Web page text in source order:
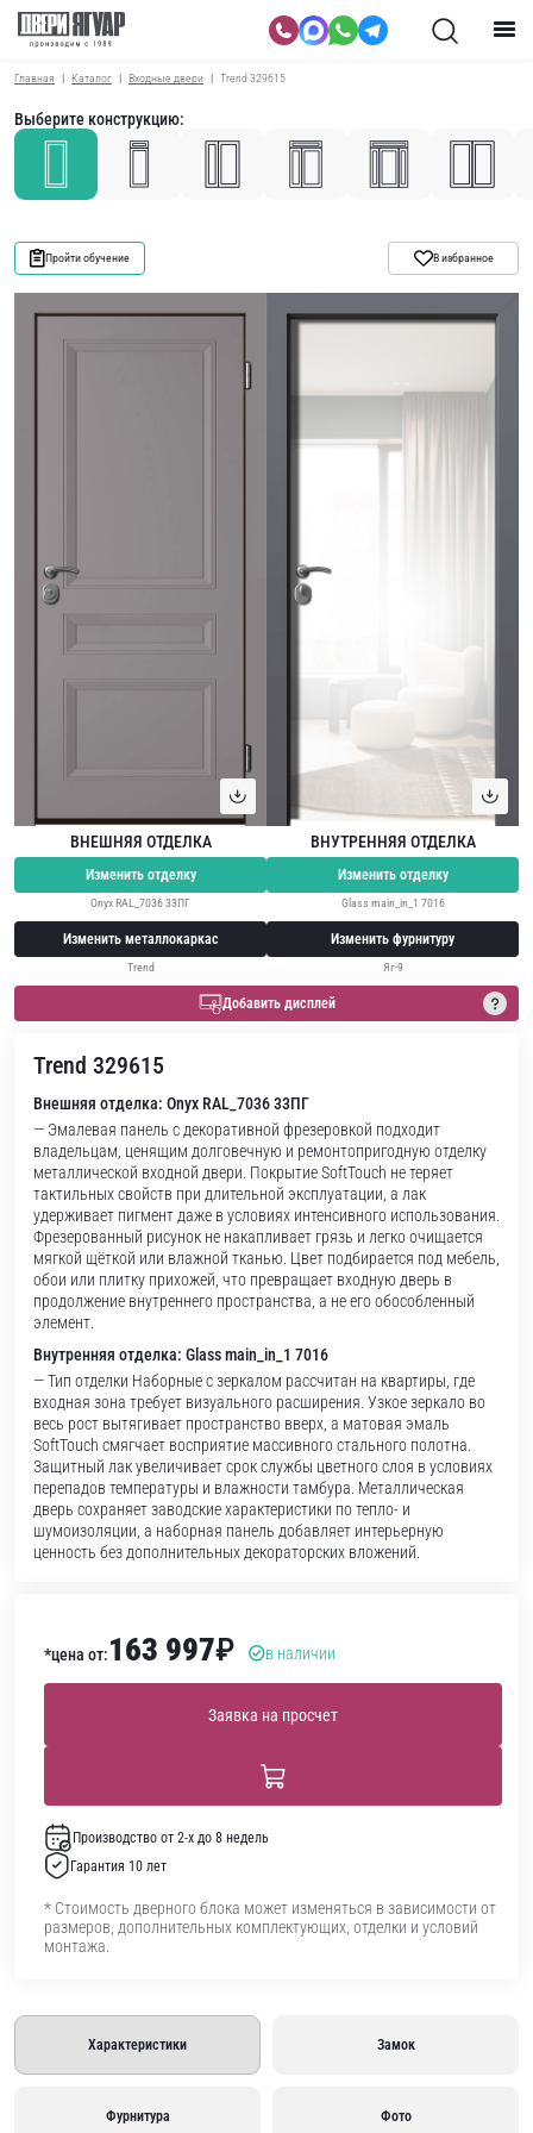
Главная Каталог Входные двери Trend 329615
Выберите конструкцию:
Пройти обучение В избранное
ВНЕШНЯЯ ОТДЕЛКА
Изменить отделку
Onyx RAL_7036 33ПГ
Изменить металлокаркас
Trend
ВНУТРЕННЯЯ ОТДЕЛКА
Изменить отделку
Glass main_in_1 7016
Изменить фурнитуру
Яг-9
Добавить дисплей
Trend 329615
Внешняя отделка: Onyx RAL_7036 33ПГ
— Эмалевая панель с декоративной фрезеровкой подходит
владельцам, ценящим долговечную и ремонтопригодную отделку
металлической входной двери. Покрытие SoftTouch не теряет
тактильных свойств при длительной эксплуатации, а лак
удерживает пигмент даже в условиях интенсивного использования.
Фрезерованный рисунок не накапливает грязь и легко очищается
мягкой щёткой или влажной тканью. Цвет подбирается под мебель,
обои или плитку прихожей, что превращает входную дверь в
продолжение внутреннего пространства, а не его обособленный
элемент.
Внутренняя отделка: Glass main_in_1 7016
— Тип отделки Наборные с зеркалом рассчитан на квартиры, где
входная зона требует визуального расширения. Узкое зеркало во
весь рост вытягивает пространство вверх, а матовая эмаль
SoftTouch смягчает восприятие массивного стального полотна.
Защитный лак увеличивает срок службы цветного слоя в условиях
перепадов температуры и влажности тамбура. Металлическая
дверь сохраняет заводские характеристики по тепло- и
шумоизоляции, а наборная панель добавляет интерьерную
ценность без дополнительных декораторских вложений.
*цена от:163 997₽ в наличии
Заявка на просчет
Производство от 2-х до 8 недель
Гарантия 10 лет
* Стоимость дверного блока может изменяться в зависимости от
размеров, дополнительных комплектующих, отделки и условий
монтажа.
Характеристики Замок
Фурнитура Фото